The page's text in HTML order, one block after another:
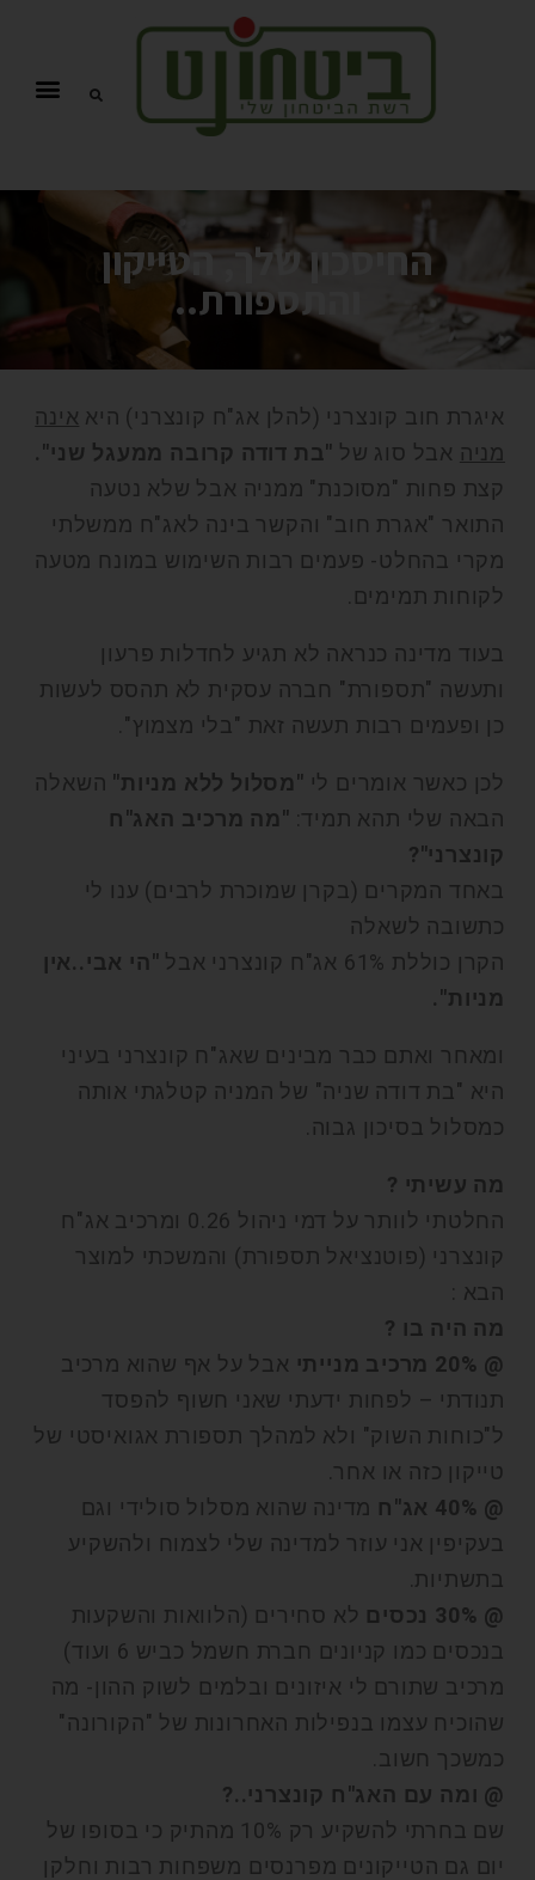
החיסכון שלך, הטייקון
והתספורת..
איגרת חוב קונצרני (להלן אג"ח קונצרני) היא אינה
מניה אבל סוג של "בת דודה קרובה ממעגל שני".
קצת פחות "מסוכנת" ממניה אבל שלא נטעה
התואר "אגרת חוב" והקשר בינה לאג"ח ממשלתי
מקרי בהחלט- פעמים רבות השימוש במונח מטעה
לקוחות תמימים.
בעוד מדינה כנראה לא תגיע לחדלות פרעון
ותעשה "תספורת" חברה עסקית לא תהסס לעשות
כן ופעמים רבות תעשה זאת "בלי מצמוץ".
לכן כאשר אומרים לי "מסלול ללא מניות" השאלה
הבאה שלי תהא תמיד: "מה מרכיב האג"ח
קונצרני"?
באחד המקרים (בקרן שמוכרת לרבים) ענו לי
כתשובה לשאלה
הקרן כוללת 61% אג"ח קונצרני אבל
"הי אבי..אין
מניות".
ומאחר ואתם כבר מבינים שאג"ח קונצרני בעיני
היא "בת דודה שניה" של המניה קטלגתי אותה
כמסלול בסיכון גבוה.
מה עשיתי ?
החלטתי לוותר על דמי ניהול 0.26 ומרכיב אג"ח
קונצרני (פוטנציאל תספורת) והמשכתי למוצר
הבא :
מה היה בו ?
@ 20% מרכיב מנייתי
אבל על אף שהוא מרכיב
תנודתי – לפחות ידעתי שאני חשוף להפסד
ל"כוחות השוק" ולא למהלך תספורת אגואיסטי של
טייקון כזה או אחר.
@ 40% אג"ח
מדינה שהוא מסלול סולידי וגם
בעקיפין אני עוזר למדינה שלי לצמוח ולהשקיע
בתשתיות.
@ 30% נכסים
לא סחירים (הלוואות והשקעות
בנכסים כמו קניונים חברת חשמל כביש 6 ועוד)
מרכיב שתורם לי איזונים ובלמים לשוק ההון- מה
שהוכיח עצמו בנפילות האחרונות של "הקורונה"
כמשכך חשוב.
@ ומה עם האג"ח קונצרני..?
שם בחרתי להשקיע רק 10% מהתיק כי בסופו של
יום גם הטייקונים מפרנסים משפחות רבות וחלקן